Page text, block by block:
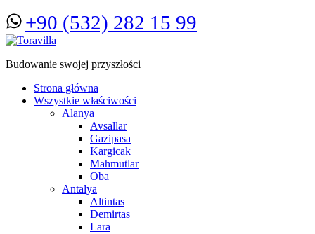
+90 (532) 282 15 99
Budowanie swojej przyszłości
Strona główna
Wszystkie właściwości
Alanya
Avsallar
Gazipasa
Kargicak
Mahmutlar
Oba
Antalya
Altintas
Demirtas
Lara